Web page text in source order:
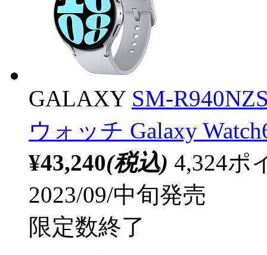
GALAXY SM-
ウォッチ Galaxy
¥43,240(税込) 4,324ポ
2023/09/中旬発売
限定数終了